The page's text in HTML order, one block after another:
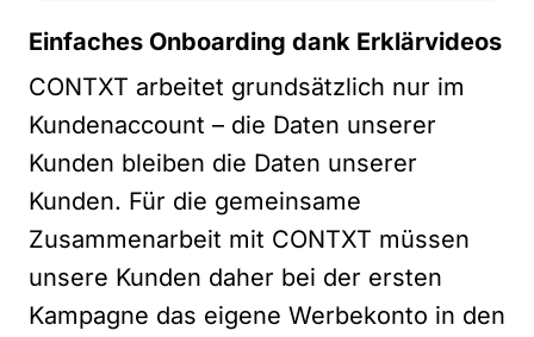
Einfaches Onboarding dank Erklärvideos
CONTXT arbeitet grundsätzlich nur im
Kundenaccount – die Daten unserer
Kunden bleiben die Daten unserer
Kunden. Für die gemeinsame
Zusammenarbeit mit CONTXT müssen
unsere Kunden daher bei der ersten
Kampagne das eigene Werbekonto in den